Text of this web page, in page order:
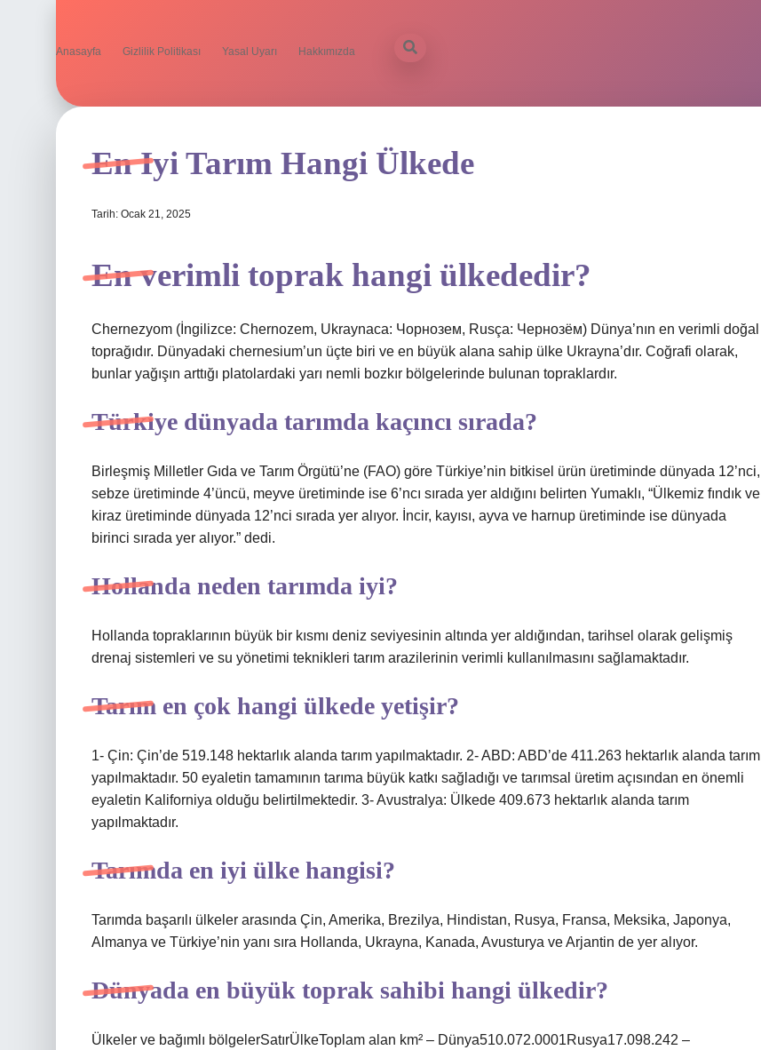
Anasayfa Gizlilik Politikası Yasal Uyarı Hakkımızda
En Iyi Tarım Hangi Ülkede
Tarih: Ocak 21, 2025
En verimli toprak hangi ülkededir?
Chernezyom (İngilizce: Chernozem, Ukraynaca: Чорнозем, Rusça: Чернозём) Dünya’nın en verimli doğal
toprağıdır. Dünyadaki chernesium’un üçte biri ve en büyük alana sahip ülke Ukrayna’dır. Coğrafi olarak,
bunlar yağışın arttığı platolardaki yarı nemli bozkır bölgelerinde bulunan topraklardır.
Türkiye dünyada tarımda kaçıncı sırada?
Birleşmiş Milletler Gıda ve Tarım Örgütü’ne (FAO) göre Türkiye’nin bitkisel ürün üretiminde dünyada 12’nci,
sebze üretiminde 4’üncü, meyve üretiminde ise 6’ncı sırada yer aldığını belirten Yumaklı, “Ülkemiz fındık ve
kiraz üretiminde dünyada 12’nci sırada yer alıyor. İncir, kayısı, ayva ve harnup üretiminde ise dünyada
birinci sırada yer alıyor.” dedi.
Hollanda neden tarımda iyi?
Hollanda topraklarının büyük bir kısmı deniz seviyesinin altında yer aldığından, tarihsel olarak gelişmiş
drenaj sistemleri ve su yönetimi teknikleri tarım arazilerinin verimli kullanılmasını sağlamaktadır.
Tarım en çok hangi ülkede yetişir?
1- Çin: Çin’de 519.148 hektarlık alanda tarım yapılmaktadır. 2- ABD: ABD’de 411.263 hektarlık alanda tarım
yapılmaktadır. 50 eyaletin tamamının tarıma büyük katkı sağladığı ve tarımsal üretim açısından en önemli
eyaletin Kaliforniya olduğu belirtilmektedir. 3- Avustralya: Ülkede 409.673 hektarlık alanda tarım
yapılmaktadır.
Tarımda en iyi ülke hangisi?
Tarımda başarılı ülkeler arasında Çin, Amerika, Brezilya, Hindistan, Rusya, Fransa, Meksika, Japonya,
Almanya ve Türkiye’nin yanı sıra Hollanda, Ukrayna, Kanada, Avusturya ve Arjantin de yer alıyor.
Dünyada en büyük toprak sahibi hangi ülkedir?
Ülkeler ve bağımlı bölgelerSatırÜlkeToplam alan km² – Dünya510.072.0001Rusya17.098.242 –